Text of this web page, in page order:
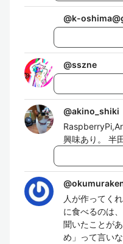
@k-
@sszne
@akino_shiki
興味あり。 半
@
人が作ってく
に食べるのは
聞いたことが
め」って言い